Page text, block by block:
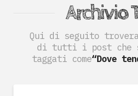
Archivio
Qui di seguito
di tutti i post che
taggati come“Dove